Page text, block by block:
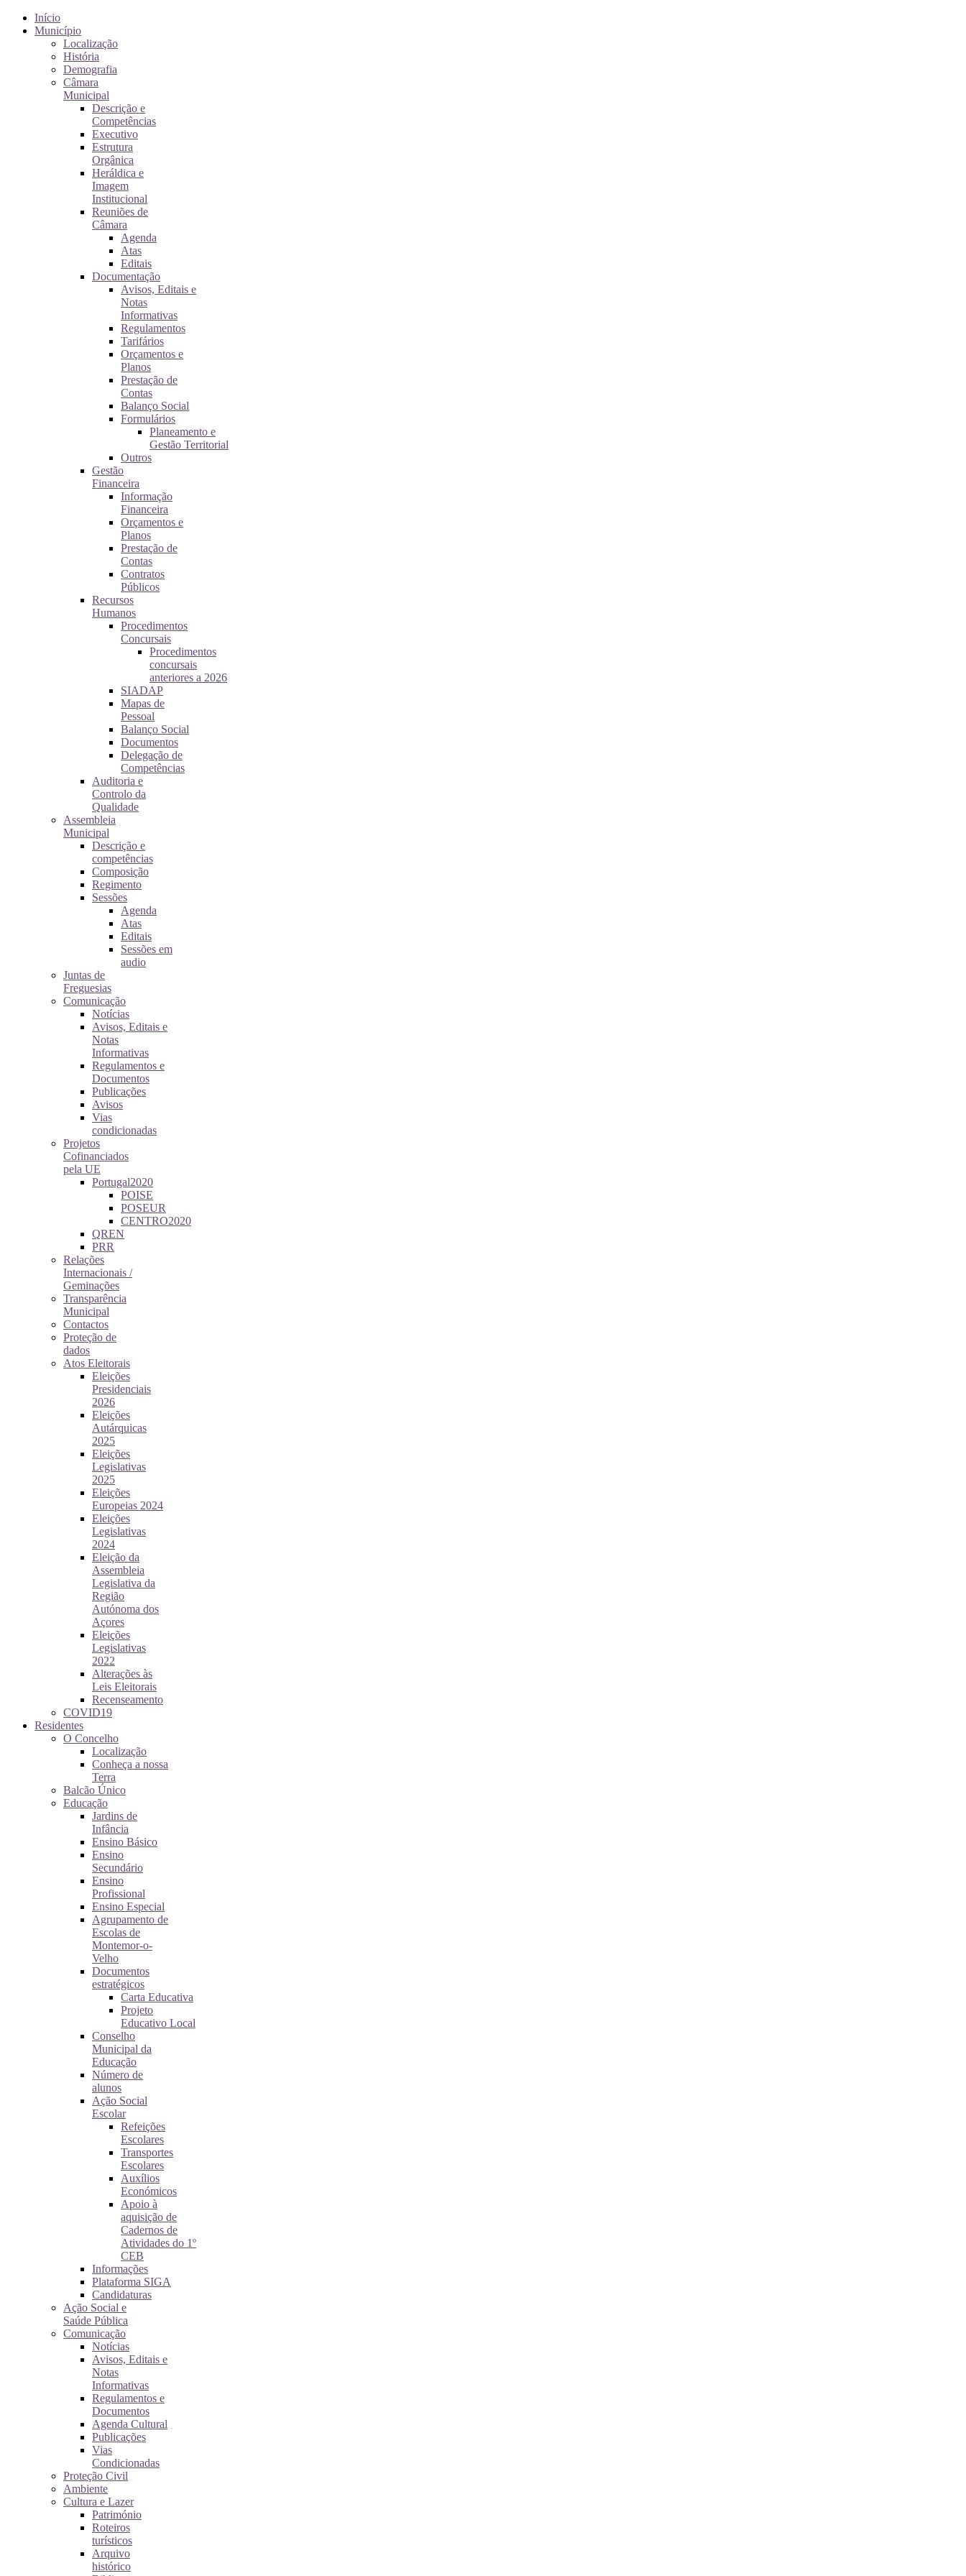
Início
Município
Localização
História
Demografia
Câmara
Municipal
Descrição e
Competências
Executivo
Estrutura
Orgânica
Heráldica e
Imagem
Institucional
Reuniões de
Câmara
Agenda
Atas
Editais
Documentação
Avisos, Editais e
Notas
Informativas
Regulamentos
Tarifários
Orçamentos e
Planos
Prestação de
Contas
Balanço Social
Formulários
Planeamento e
Gestão Territorial
Outros
Gestão
Financeira
Informação
Financeira
Orçamentos e
Planos
Prestação de
Contas
Contratos
Públicos
Recursos
Humanos
Procedimentos
Concursais
Procedimentos
concursais
anteriores a 2026
SIADAP
Mapas de
Pessoal
Balanço Social
Documentos
Delegação de
Competências
Auditoria e
Controlo da
Qualidade
Assembleia
Municipal
Descrição e
competências
Composição
Regimento
Sessões
Agenda
Atas
Editais
Sessões em
audio
Juntas de
Freguesias
Comunicação
Notícias
Avisos, Editais e
Notas
Informativas
Regulamentos e
Documentos
Publicações
Avisos
Vias
condicionadas
Projetos
Cofinanciados
pela UE
Portugal2020
POISE
POSEUR
CENTRO2020
QREN
PRR
Relações
Internacionais /
Geminações
Transparência
Municipal
Contactos
Proteção de
dados
Atos Eleitorais
Eleições
Presidenciais
2026
Eleições
Autárquicas
2025
Eleições
Legislativas
2025
Eleições
Europeias 2024
Eleições
Legislativas
2024
Eleição da
Assembleia
Legislativa da
Região
Autónoma dos
Açores
Eleições
Legislativas
2022
Alterações às
Leis Eleitorais
Recenseamento
COVID19
Residentes
O Concelho
Localização
Conheça a nossa
Terra
Balcão Único
Educação
Jardins de
Infância
Ensino Básico
Ensino
Secundário
Ensino
Profissional
Ensino Especial
Agrupamento de
Escolas de
Montemor-o-
Velho
Documentos
estratégicos
Carta Educativa
Projeto
Educativo Local
Conselho
Municipal da
Educação
Número de
alunos
Ação Social
Escolar
Refeições
Escolares
Transportes
Escolares
Auxílios
Económicos
Apoio à
aquisição de
Cadernos de
Atividades do 1º
CEB
Informações
Plataforma SIGA
Candidaturas
Ação Social e
Saúde Pública
Comunicação
Notícias
Avisos, Editais e
Notas
Informativas
Regulamentos e
Documentos
Agenda Cultural
Publicações
Vias
Condicionadas
Proteção Civil
Ambiente
Cultura e Lazer
Património
Roteiros
turísticos
Arquivo
histórico